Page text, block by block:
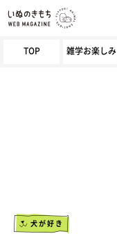
TOP 雑学お楽しみ
犬が好き